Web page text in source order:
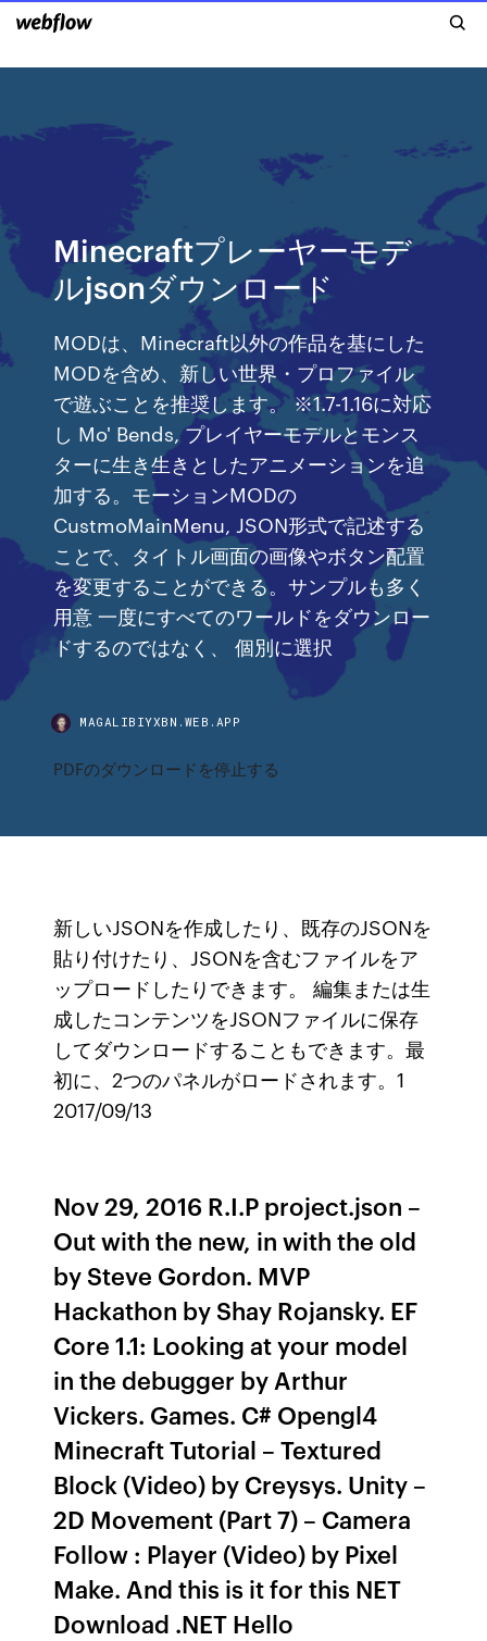
Minecraftプレーヤーモデ
ルjsonダウンロード
MODは、Minecraft以外の作品を基にした
MODを含め、新しい世界・プロファイル
で遊ぶことを推奨します。 ※1.7-1.16に対応
し Mo' Bends, プレイヤーモデルとモンス
ターに生き生きとしたアニメーションを追
加する。モーションMODの
CustmoMainMenu, JSON形式で記述する
ことで、タイトル画面の画像やボタン配置
を変更することができる。サンプルも多く
用意 一度にすべてのワールドをダウンロー
ドするのではなく、 個別に選択
MAGALIBIYXBN.WEB.APP
PDFのダウンロードを停止する
新しいJSONを作成したり、既存のJSONを
貼り付けたり、JSONを含むファイルをア
ップロードしたりできます。 編集または生
成したコンテンツをJSONファイルに保存
してダウンロードすることもできます。最
初に、2つのパネルがロードされます。1
2017/09/13
Nov 29, 2016 R.I.P project.json –
Out with the new, in with the old
by Steve Gordon. MVP
Hackathon by Shay Rojansky. EF
Core 1.1: Looking at your model
in the debugger by Arthur
Vickers. Games. C# Opengl4
Minecraft Tutorial – Textured
Block (Video) by Creysys. Unity –
2D Movement (Part 7) – Camera
Follow : Player (Video) by Pixel
Make. And this is it for this NET
Download .NET Hello